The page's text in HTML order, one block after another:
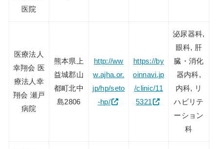
医院
医療法人
幸翔会 医
療法人幸
翔会 瀬戸
病院
熊本県上
益城郡山
都町北中
島2806
http://ww
w.ajha.or.
jp/hp/seto
-hp/
https://by
oinnavi.jp
/clinic/11
5321
泌尿器科,
眼科, 肝
臓・消化
器内科,
内科, リ
ハビリテ
ーション
科